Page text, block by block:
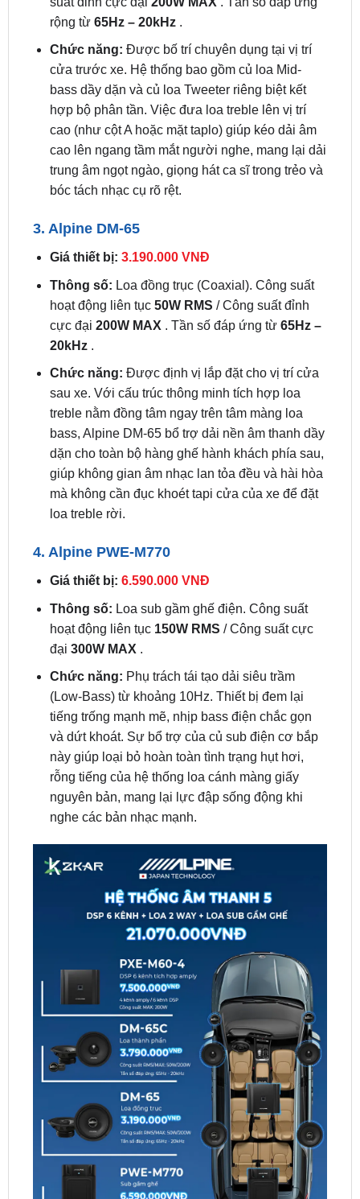
Chức năng:Được bố trí chuyên dụng tại vị trí
cửa trước xe. Hệ thống bao gồm củ loa Mid-
bass dầy dặn và củ loa Tweeter riêng biệt kết
hợp bộ phân tần. Việc đưa loa treble lên vị trí
cao (như cột A hoặc mặt taplo) giúp kéo dải âm
cao lên ngang tầm mắt người nghe, mang lại dải
trung âm ngọt ngào, giọng hát ca sĩ trong trẻo và
bóc tách nhạc cụ rõ rệt.
3. Alpine DM-65
hoạt động liên tục50W RMS
cực đại200W MAX. Tần số đáp ứng từ65Hz –
20kHz.
Chức năng:Được định vị lắp đặt cho vị trí cửa
sau xe. Với cấu trúc thông minh tích hợp loa
treble nằm đồng tâm ngay trên tâm màng loa
bass, Alpine DM-65 bổ trợ dải nền âm thanh dầy
dặn cho toàn bộ hàng ghế hành khách phía sau,
giúp không gian âm nhạc lan tỏa đều và hài hòa
mà không cần đục khoét tapi cửa của xe để đặt
loa treble rời.
4. Alpine PWE-M770
hoạt động liên tục150W RMS
đại300W MAX .
Chức năng:Phụ trách tái tạo dải siêu trầm
(Low-Bass) từ khoảng 10Hz. Thiết bị đem lại
tiếng trống mạnh mẽ, nhịp bass điện chắc gọn
và dứt khoát. Sự bổ trợ của củ sub điện cơ bắp
này giúp loại bỏ hoàn toàn tình trạng hụt hơi,
rỗng tiếng của hệ thống loa cánh màng giấy
nguyên bản, mang lại lực đập sống động khi
nghe các bản nhạc mạnh.